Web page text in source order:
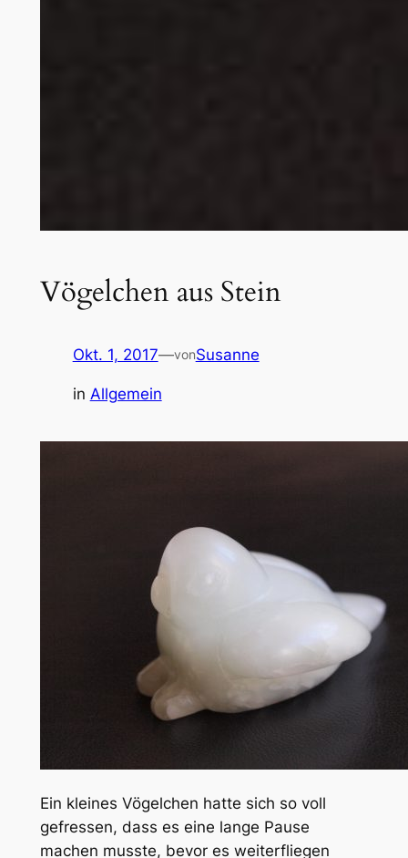
Vögelchen aus Stein
Okt. 1, 2017—vonSusanne
in Allgemein
Ein kleines Vögelchen hatte sich so voll
gefressen, dass es eine lange Pause
machen musste, bevor es weiterfliegen